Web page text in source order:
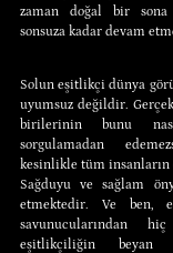
zaman doğal bir sona
sonsuza kadar devam
Solun eşitlikçi dünya
uyumsuz değildir.
birilerinin bunu
sorgulamadan
kesinlikle tüm
Sağduyu ve sağlam
etmektedir. Ve ben,
savunucularından
eşitlikçiliğin beyan